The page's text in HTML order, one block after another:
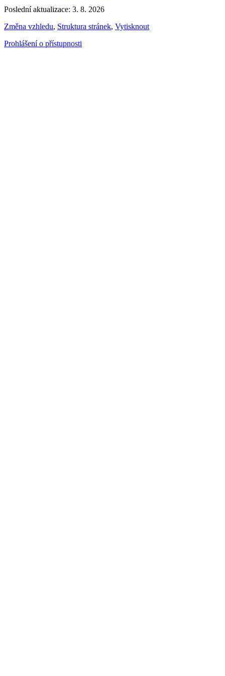
Poslední aktualizace: 3. 8. 2026
Změna vzhledu, Struktura stránek, Vytisknout
Prohlášení o přístupnosti